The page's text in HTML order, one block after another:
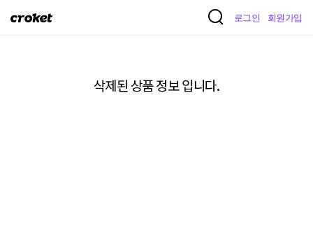
크
로그인 회원가입
삭제된 상품 정보 입니다.